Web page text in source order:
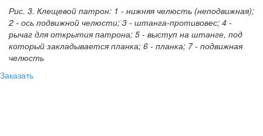
Рис. 3. Клещевой патрон: 1 - нижняя челюсть (неподвижная);
2 - ось подвижной челюсти; 3 - штанга-противовес; 4 -
рычаг для открытия патрона; 5 - выступ на штанге, под
который закладывается планка; 6 - планка; 7 - подвижная
челюсть
Заказать